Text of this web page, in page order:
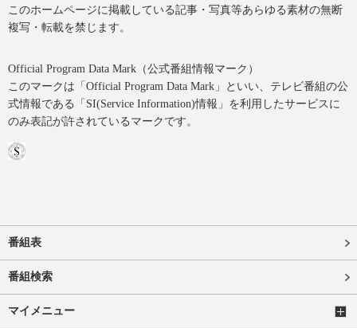
このホームページに掲載している記事・写真等あらゆる素材の無断
複写・転載を禁じます。
Official Program Data Mark（公式番組情報マーク）
このマークは「Official Program Data Mark」といい、テレビ番組の公
式情報である「SI(Service Information)情報」を利用したサービスに
のみ表記が許されているマークです。
番組表
番組検索
マイメニュー